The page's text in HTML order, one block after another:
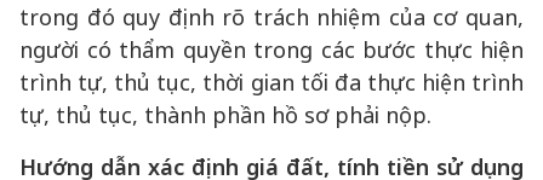
trong đó quy định rõ trách nhiệm của cơ quan,
người có thẩm quyền trong các bước thực hiện
trình tự, thủ tục, thời gian tối đa thực hiện trình
tự, thủ tục, thành phần hồ sơ phải nộp.
Hướng dẫn xác định giá đất, tính tiền sử dụng